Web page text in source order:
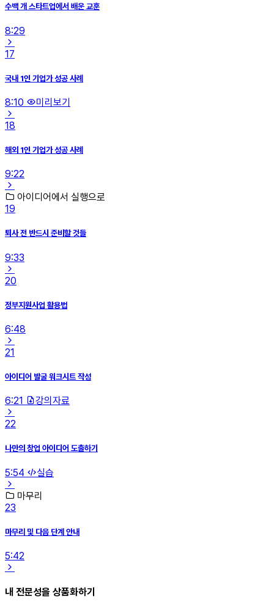
수백 개 스타트업에서 배운 교훈
8:29
17
국내 1인 기업가 성공 사례
8:10
미리보기
18
해외 1인 기업가 성공 사례
9:22
아이디어에서 실행으로
19
퇴사 전 반드시 준비할 것들
9:33
20
정부지원사업 활용법
6:48
21
아이디어 발굴 워크시트 작성
6:21
강의자료
22
나만의 창업 아이디어 도출하기
5:54
실습
마무리
23
마무리 및 다음 단계 안내
5:42
내 전문성을 상품화하기